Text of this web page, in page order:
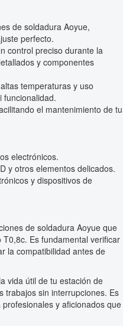
de soldadura Aoyue,
perfecto.
control preciso durante la
y componentes
temperaturas y uso
funcionalidad.
el mantenimiento de tu
electrónicos.
y otros elementos delicados.
y dispositivos de
de soldadura Aoyue que
Es fundamental verificar
la compatibilidad antes de
vida útil de tu estación de
trabajos sin interrupciones. Es
y aficionados que